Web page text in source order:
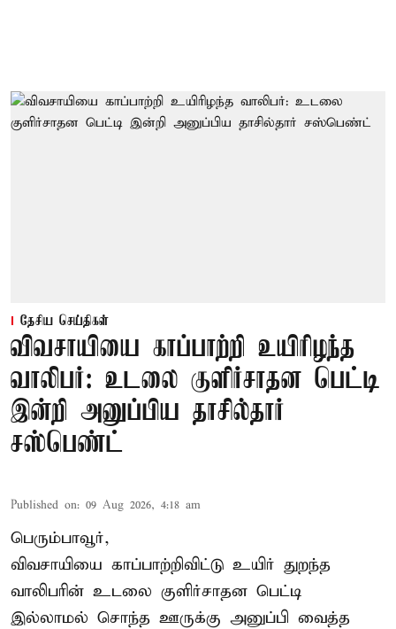
தேசிய செய்திகள்
விவசாயியை காப்பாற்றி உயிரிழந்த
வாலிபர்: உடலை குளிர்சாதன பெட்டி
இன்றி அனுப்பிய தாசில்தார்
சஸ்பெண்ட்
Published on: 09 Aug 2026, 4:18 am
பெரும்பாவூர்,
விவசாயியை காப்பாற்றிவிட்டு உயிர் துறந்த
வாலிபரின் உடலை குளிர்சாதன பெட்டி
இல்லாமல் சொந்த ஊருக்கு அனுப்பி வைத்த